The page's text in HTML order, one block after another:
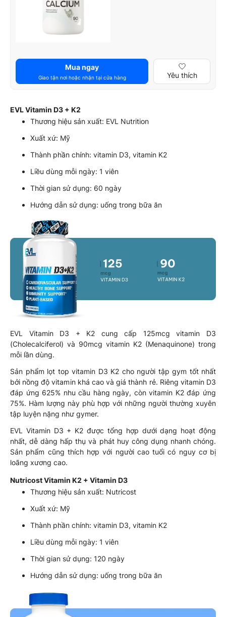
Mua ngay
Giao tận nơi hoặc nhận tại cửa hàng Yêu thích
EVL Vitamin D3 + K2
Thương hiệu sản xuất: EVL Nutrition
Xuất xứ: Mỹ
Thành phần chính: vitamin D3, vitamin K2
Liều dùng mỗi ngày: 1 viên
Thời gian sử dụng: 60 ngày
Hướng dẫn sử dụng: uống trong bữa ăn
EVL Vitamin D3 + K2 cung cấp 125mcg vitamin D3
(Cholecalciferol) và 90mcg vitamin K2 (Menaquinone) trong
mỗi lần dùng.
Sản phẩm lọt top vitamin D3 K2 cho người tập gym tốt nhất
bởi nồng độ vitamin khá cao và giá thành rẻ. Riêng vitamin D3
đáp ứng 625% nhu cầu hàng ngày, còn vitamin K2 đáp ứng
75%. Hàm lượng này phù hợp với những người thường xuyên
tập luyện nặng như gymer.
EVL Vitamin D3 + K2 được tổng hợp dưới dạng hoạt động
nhất, dễ dàng hấp thụ và phát huy công dụng nhanh chóng.
Sản phẩm cũng thích hợp với người cao tuổi có nguy cơ bị
loãng xương cao.
Nutricost Vitamin K2 + Vitamin D3
Thương hiệu sản xuất: Nutricost
Xuất xứ: Mỹ
Thành phần chính: vitamin D3, vitamin K2
Liều dùng mỗi ngày: 1 viên
Thời gian sử dụng: 120 ngày
Hướng dẫn sử dụng: uống trong bữa ăn